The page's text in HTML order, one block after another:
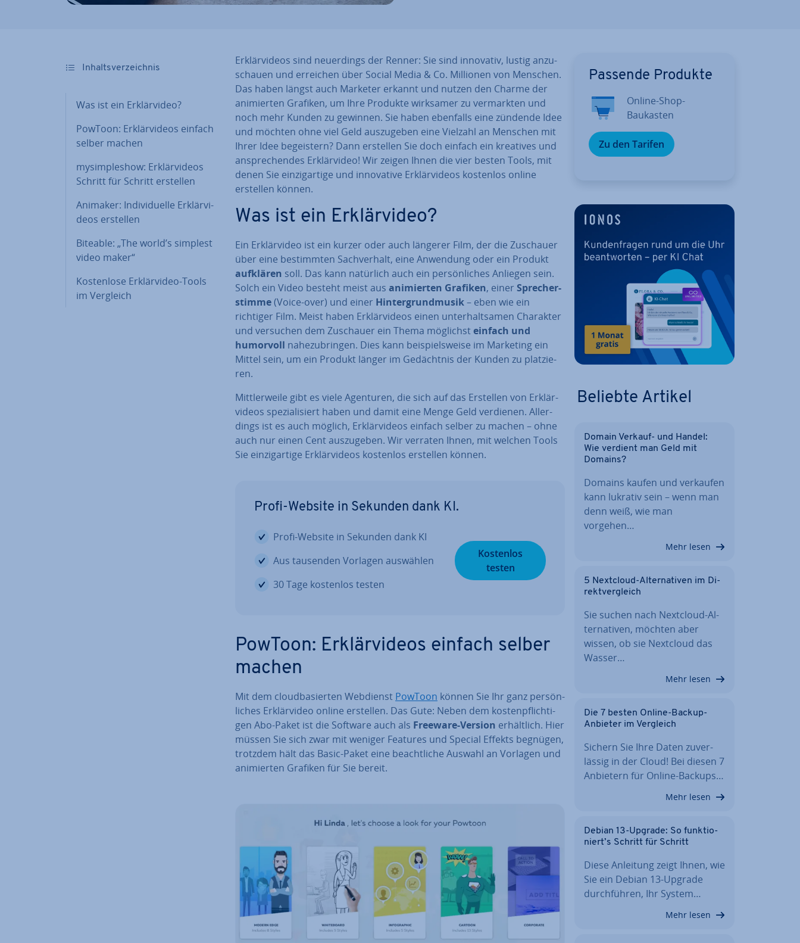
In­halts­ver­zeich­nis
Was ist ein Er­klär­vi­deo?
PowToon: Er­klär­vi­de­os einfach
selber machen
my­simp­le­show: Er­klär­vi­de­os
Schritt für Schritt erstellen
Animaker: In­di­vi­du­el­le Er­klär­vi­
de­os erstellen
Biteable: „The world’s simplest
video maker“
Kos­ten­lo­se Er­klär­vi­deo-Tools
im Vergleich
Er­klär­vi­de­os sind neu­er­dings der Renner: Sie sind innovativ, lustig an­zu­
schau­en und erreichen über Social Media & Co. Millionen von Menschen.
Das haben längst auch Marketer erkannt und nutzen den Charme der
ani­mier­ten Grafiken, um Ihre Produkte wirksamer zu ver­mark­ten und
noch mehr Kunden zu gewinnen. Sie haben ebenfalls eine zündende Idee
und möchten ohne viel Geld aus­zu­ge­ben eine Vielzahl an Menschen mit
Ihrer Idee be­geis­tern? Dann erstellen Sie doch einfach ein kreatives und
an­spre­chen­des Er­klär­vi­deo! Wir zeigen Ihnen die vier besten Tools, mit
denen Sie ein­zig­ar­ti­ge und in­no­va­ti­ve Er­klär­vi­de­os kostenlos online
erstellen können.
Was ist ein Er­klär­vi­deo?
Ein Er­klär­vi­deo ist ein kurzer oder auch längerer Film, der die Zuschauer
über eine be­stimm­ten Sach­ver­halt, eine Anwendung oder ein Produkt
aufklären soll. Das kann natürlich auch ein per­sön­li­ches Anliegen sein.
Solch ein Video besteht meist aus ani­mier­ten Grafiken, einer Spre­cher­
stim­me(Voice-over) und einer Hin­ter­grund­mu­sik– eben wie ein
richtiger Film. Meist haben Er­klär­vi­de­os einen un­ter­halt­sa­men Charakter
und versuchen dem Zuschauer ein Thema möglichsteinfach und
humorvoll na­he­zu­brin­gen. Dies kann bei­spiels­wei­se im Marketing ein
Mittel sein, um ein Produkt länger im Ge­dächt­nis der Kunden zu plat­zie­
ren.
Mitt­ler­wei­le gibt es viele Agenturen, die sich auf das Erstellen von Er­klär­
vi­de­os spe­zia­li­siert haben und damit eine Menge Geld verdienen. Al­ler­
dings ist es auch möglich, Er­klär­vi­de­os einfach selber zu machen – ohne
auch nur einen Cent aus­zu­ge­ben. Wir verraten Ihnen, mit welchen Tools
Sie ein­zig­ar­ti­ge Er­klär­vi­de­os kostenlos erstellen können.
Profi-Website in Sekunden dank KI.
Profi-Website in Sekunden dank KI
Aus tausenden Vorlagen auswählen
30 Tage kostenlos testen
Kostenlos
testen
PowToon: Er­klär­vi­de­os einfach selber
machen
Mit dem cloud­ba­sier­ten Webdienst PowToon können Sie Ihr ganz per­sön­
li­ches Er­klär­vi­deo online erstellen. Das Gute: Neben dem kos­ten­pflich­ti­
gen Abo-Paket ist die Software auch als Freeware-Version er­hält­lich. Hier
müssen Sie sich zwar mit weniger Features und Special Effekts begnügen,
trotzdem hält das Basic-Paket eine be­acht­li­che Auswahl an Vorlagen und
ani­mier­ten Grafiken für Sie bereit.
Passende Produkte
Online-Shop-
Baukasten
Zu den Tarifen
Beliebte Artikel
Domain Verkauf- und Handel:
Wie verdient man Geld mit
Domains?
Domains kaufen und verkaufen
kann lukrativ sein – wenn man
denn weiß, wie man
vorgehen…
Mehr lesen
5 Nextcloud-Al­ter­na­ti­ven im Di­
rekt­ver­gleich
Sie suchen nach Nextcloud-Al­
ter­na­ti­ven, möchten aber
wissen, ob sie Nextcloud das
Wasser…
Mehr lesen
Die 7 besten Online-Backup-
Anbieter im Vergleich
Sichern Sie Ihre Daten zu­ver­
läs­sig in der Cloud! Bei diesen 7
Anbietern für Online-Backups…
Mehr lesen
Debian 13-Upgrade: So funk­tio­
niert’s Schritt für Schritt
Diese Anleitung zeigt Ihnen, wie
Sie ein Debian 13-Upgrade
durch­füh­ren, Ihr System…
Mehr lesen